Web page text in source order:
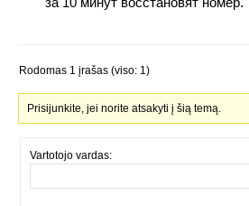
Rodomas 1 įrašas (viso: 1)
Prisijunkite, jei norite atsakyti į šią temą.
Vartotojo vardas: